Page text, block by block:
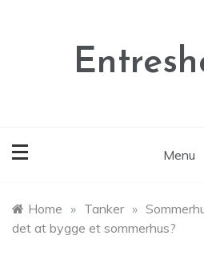
Menu
Home » Tanker »
det at bygge et sommerhus?